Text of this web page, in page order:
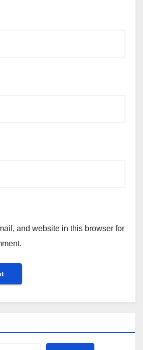
and website in this browser for